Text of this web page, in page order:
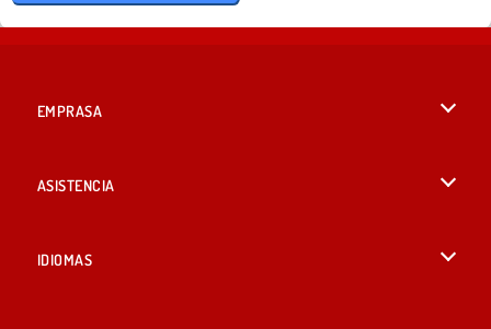
EMPRASA
ASISTENCIA
IDIOMAS